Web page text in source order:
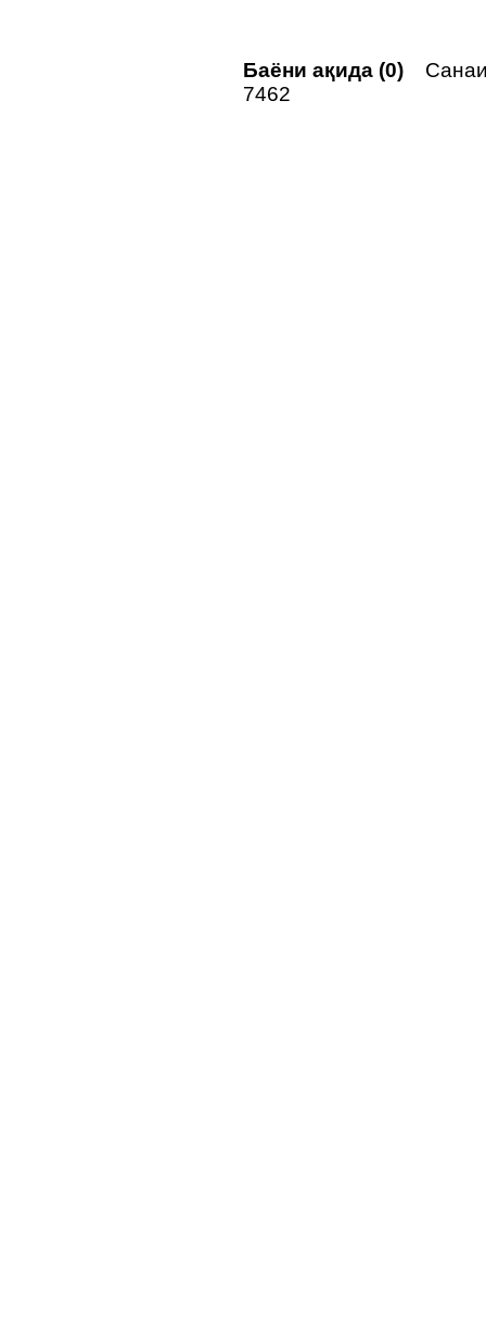
Баёни ақида (0)
7462